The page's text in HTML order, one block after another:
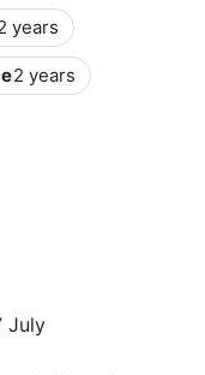
years
2 years
July